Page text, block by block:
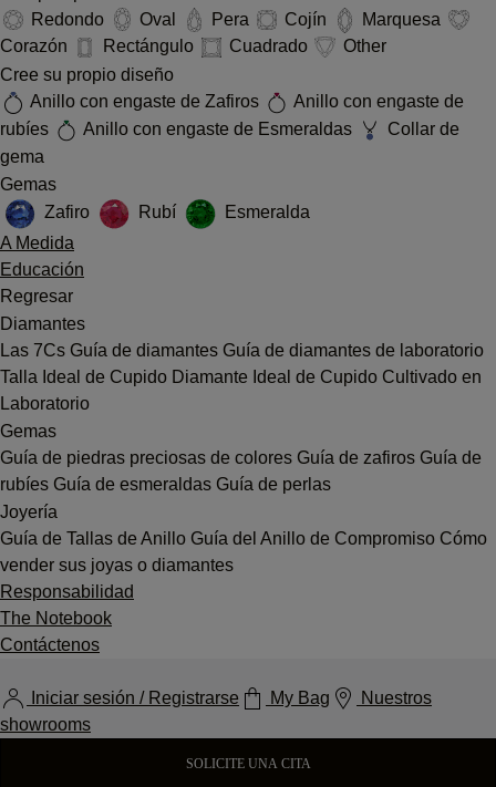
Redondo
Oval Pera Cojín
Marquesa
Corazón
Rectángulo Cuadrado
Other
Cree su propio diseño
Anillo con engaste de Zafiros
Anillo con engaste de
rubíes
Anillo con engaste de Esmeraldas
Collar de
gema
Gemas
Zafiro
Rubí
Esmeralda
A Medida
Educación
Regresar
Diamantes
Las 7Cs Guía de diamantes Guía de diamantes de laboratorio
Talla Ideal de Cupido Diamante Ideal de Cupido Cultivado en
Laboratorio
Gemas
Guía de piedras preciosas de colores Guía de zafiros Guía de
rubíes Guía de esmeraldas Guía de perlas
Joyería
Guía de Tallas de Anillo Guía del Anillo de Compromiso Cómo
vender sus joyas o diamantes
Responsabilidad
The Notebook
Contáctenos
Iniciar sesión / Registrarse My Bag
Nuestros
showrooms
SOLICITE UNA CITA